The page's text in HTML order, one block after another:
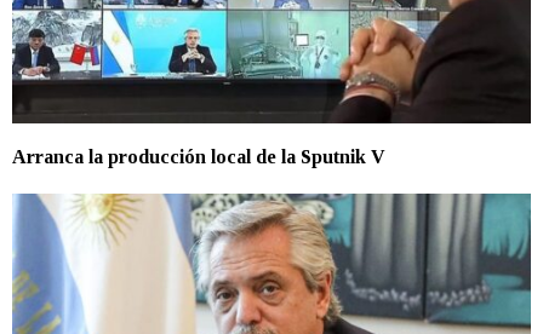
Arranca la producción local de la Sputnik V